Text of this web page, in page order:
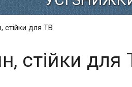
стійки для ТВ
стійки для